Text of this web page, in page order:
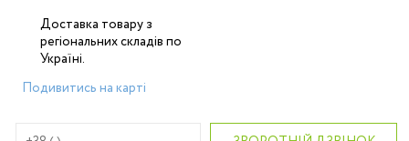
Доставка товару з
регіональних складів по
Україні.
Подивитись на карті